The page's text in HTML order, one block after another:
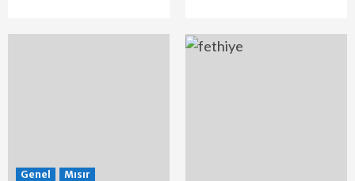
Genel
Mısır